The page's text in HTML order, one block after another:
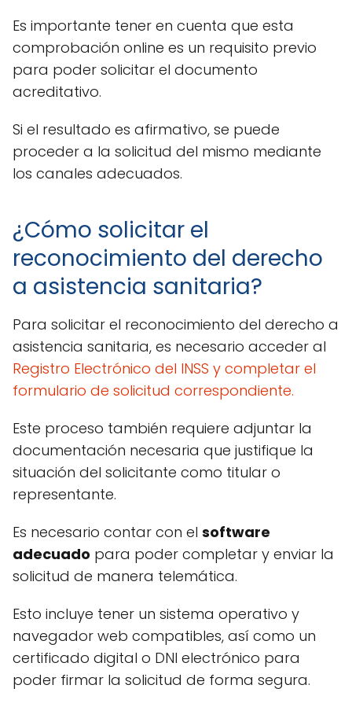
Es importante tener en cuenta que esta
comprobación online es un requisito previo
para poder solicitar el documento
acreditativo.
Si el resultado es afirmativo, se puede
proceder a la solicitud del mismo mediante
los canales adecuados.
¿Cómo solicitar el
reconocimiento del derecho
a asistencia sanitaria?
Para solicitar el reconocimiento del derecho a
asistencia sanitaria, es necesario acceder al
Registro Electrónico del INSS y completar el
formulario de solicitud correspondiente.
Este proceso también requiere adjuntar la
documentación necesaria que justifique la
situación del solicitante como titular o
representante.
Es necesario contar con el software
adecuado para poder completar y enviar la
solicitud de manera telemática.
Esto incluye tener un sistema operativo y
navegador web compatibles, así como un
certificado digital o DNI electrónico para
poder firmar la solicitud de forma segura.